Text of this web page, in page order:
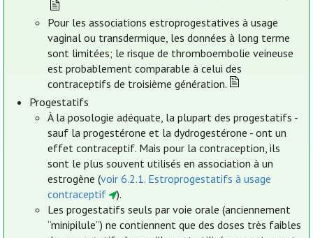
Pour les associations estroprogestatives à usage
vaginal ou transdermique, les données à long terme
sont limitées; le risque de thromboembolie veineuse
est probablement comparable à celui des
contraceptifs de troisième génération.
Progestatifs
À la posologie adéquate, la plupart des progestatifs -
sauf la progestérone et la dydrogestérone - ont un
effet contraceptif. Mais pour la contraception, ils
sont le plus souvent utilisés en association à un
estrogène (voir 6.2.1. Estroprogestatifs à usage
contraceptif
).
Les progestatifs seuls par voie orale (anciennement
“minipilule”) ne contiennent que des doses très faibles